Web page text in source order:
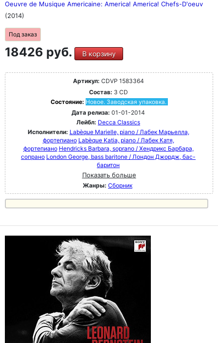
Oeuvre de Musique Americaine: America! America! Chefs-D'oeuv
(2014)
Под заказ
18426 руб. В корзину
Артикул: CDVP 1583364
Состав: 3 CD
Состояние: Новое. Заводская упаковка.
Дата релиза: 01-01-2014
Лейбл: Decca Classics
Исполнители: Labèque Marielle, piano / Лабек Марьелла,
фортепиано Labèque Katia, piano / Лабек Катя,
фортепиано Hendricks Barbara, soprano / Хендрикс Барбара,
сопрано London George, bass baritone / Лондон Джордж, бас-
баритон
Показать больше
Жанры: Сборник